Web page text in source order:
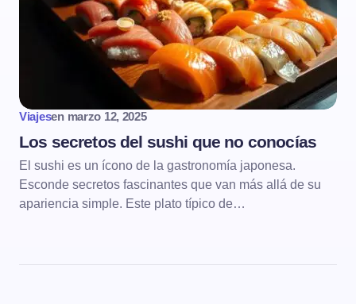
Viajesen marzo 12, 2025
Los secretos del sushi que no conocías
El sushi es un ícono de la gastronomía japonesa.
Esconde secretos fascinantes que van más allá de su
apariencia simple. Este plato típico de…